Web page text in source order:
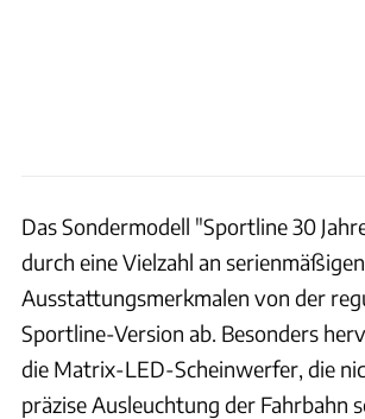
Das Sondermodell "Sportline 30
durch eine Vielzahl an serienmäßigen
Ausstattungsmerkmalen von der
Sportline-Version ab. Besonders
die Matrix-LED-Scheinwerfer, die
präzise Ausleuchtung der Fahrbahn